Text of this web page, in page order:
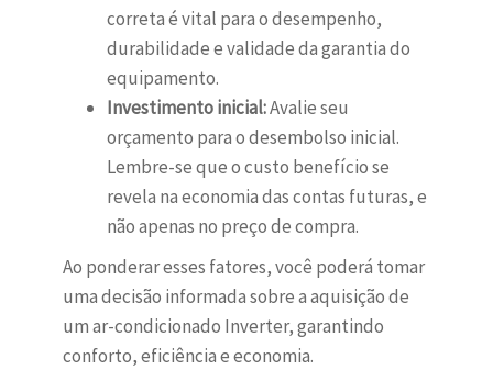
correta é vital para o desempenho,
durabilidade e validade da garantia do
equipamento.
Investimento inicial:Avalie seu
orçamento para o desembolso inicial.
Lembre-se que o custo benefício se
revela na economia das contas futuras, e
não apenas no preço de compra.
Ao ponderar esses fatores, você poderá tomar
uma decisão informada sobre a aquisição de
um ar-condicionado Inverter, garantindo
conforto, eficiência e economia.